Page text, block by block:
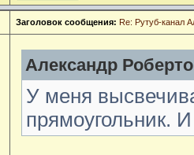
Заголовок сообщения: Re: Рутуб-канал
Александр
У меня
прямоугольник.